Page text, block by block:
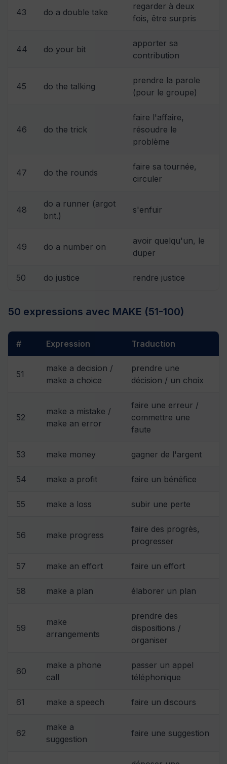
43 do a double take
regarder à deux
fois, être surpris
44 do your bit
apporter sa
contribution
45 do the talking
prendre la parole
(pour le groupe)
46 do the trick
faire l'affaire,
résoudre le
problème
47 do the rounds
faire sa tournée,
circuler
48
do a runner (argot
brit.)
s'enfuir
49 do a number on
avoir quelqu'un, le
duper
50 do justice rendre justice
50 expressions avec MAKE (51-100)
# Expression Traduction
51
make a decision /
make a choice
prendre une
décision / un choix
52
make a mistake /
make an error
faire une erreur /
commettre une
faute
53 make money gagner de l'argent
54 make a profit faire un bénéfice
55 make a loss subir une perte
56 make progress
faire des progrès,
progresser
57 make an effort faire un effort
58 make a plan élaborer un plan
59
make
arrangements
prendre des
dispositions /
organiser
60
make a phone
call
passer un appel
téléphonique
61 make a speech faire un discours
62
make a
suggestion
faire une suggestion